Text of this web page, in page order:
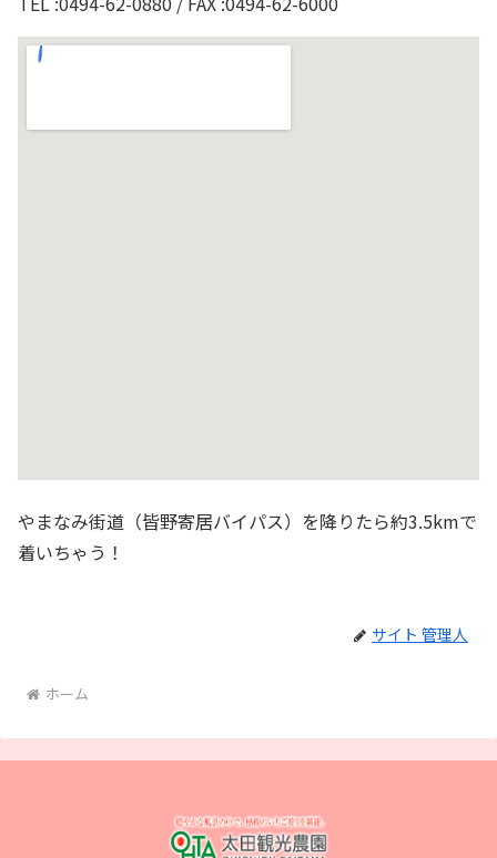
やまなみ街道（皆野寄居バイパス）を降りたら約3.5kmで
着いちゃう！
サイト 管理人
ホーム